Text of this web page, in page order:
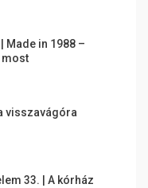
Made in 1988 –
most
visszavágóra
33. | A kórház